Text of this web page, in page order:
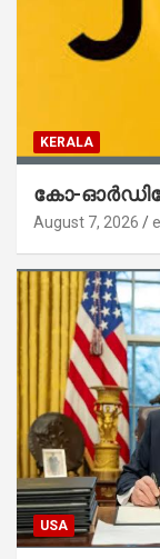
KERALA
കോ-
August 7, 2026
USA